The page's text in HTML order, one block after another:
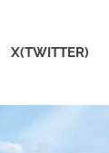
X(TWITTER)